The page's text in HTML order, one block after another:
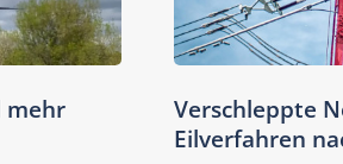
mehr
Verschleppte
Eilverfahren